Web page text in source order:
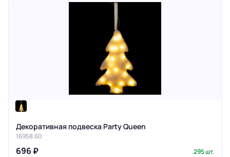
Декоративная подвеска Party Queen
16958.60
696 ₽ 295 шт.